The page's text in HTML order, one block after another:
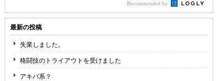
Recommended by
最新の投稿
失業しました。
格闘技のトライアウトを受けました
アキバ系？